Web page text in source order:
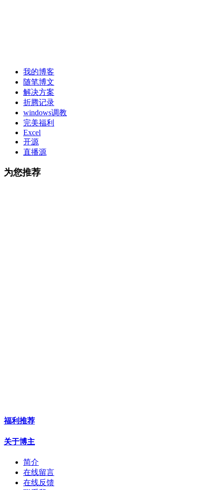
我的博客
随笔博文
解决方案
折腾记录
windows调教
完美福利
Excel
开源
直播源
为您推荐
福利推荐
关于博主
简介
在线留言
在线反馈